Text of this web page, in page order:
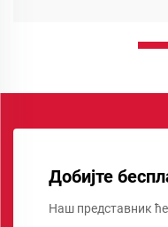
Добијте
Наш представник